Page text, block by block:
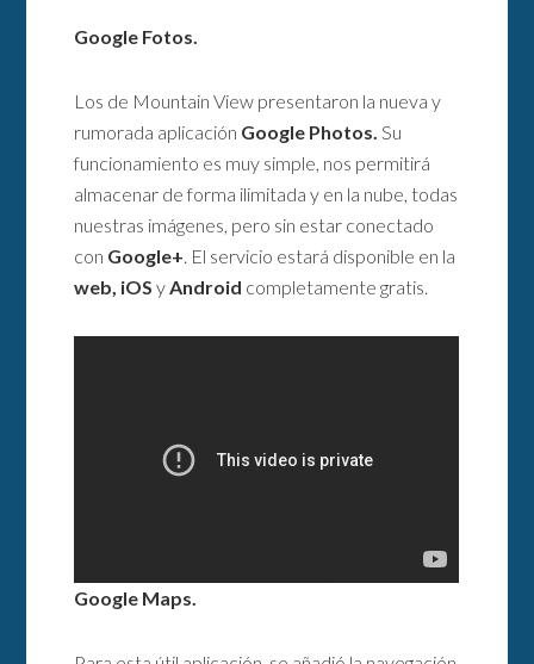
Google Fotos.
Los de Mountain View presentaron la nueva y
rumorada aplicación Google Photos. Su
funcionamiento es muy simple, nos permitirá
almacenar de forma ilimitada y en la nube, todas
nuestras imágenes, pero sin estar conectado
con Google+. El servicio estará disponible en la
web, iOSyAndroid completamente gratis.
Google Maps.